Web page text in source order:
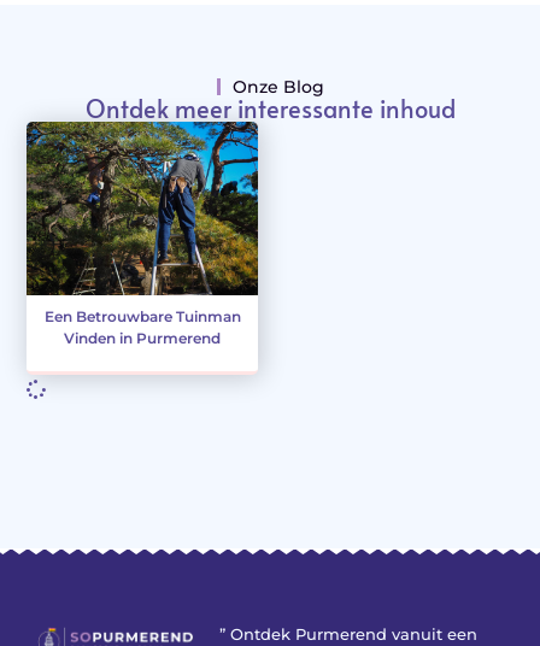
Onze Blog
Ontdek meer interessante inhoud
Een Betrouwbare Tuinman
Vinden in Purmerend
” Ontdek Purmerend vanuit een